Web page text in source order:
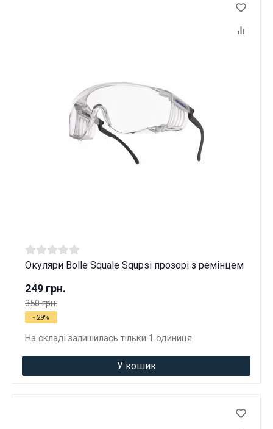
Окуляри Bolle Squale Squpsi прозорі з ремінцем
249 грн.
350 грн.
- 29%
На складі залишилась тільки 1 одиниця
У кошик